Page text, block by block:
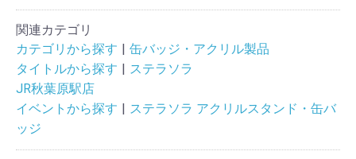
関連カテゴリ
カテゴリから探す
缶バッジ・アクリル製品
タイトルから探す
ステラソラ
JR秋葉原駅店
イベントから探す
ステラソラ アクリルスタンド・缶バ
ッジ